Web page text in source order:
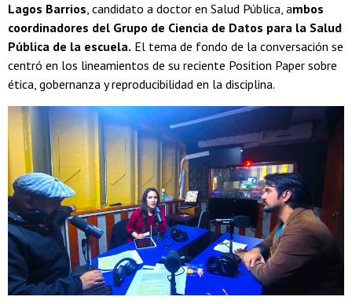
Lagos Barrios, candidato a doctor en Salud Pública, ambos
coordinadores del Grupo de Ciencia de Datos para la Salud
Pública de la escuela. El tema de fondo de la conversación se
centró en los lineamientos de su reciente Position Paper sobre
ética, gobernanza y reproducibilidad en la disciplina.